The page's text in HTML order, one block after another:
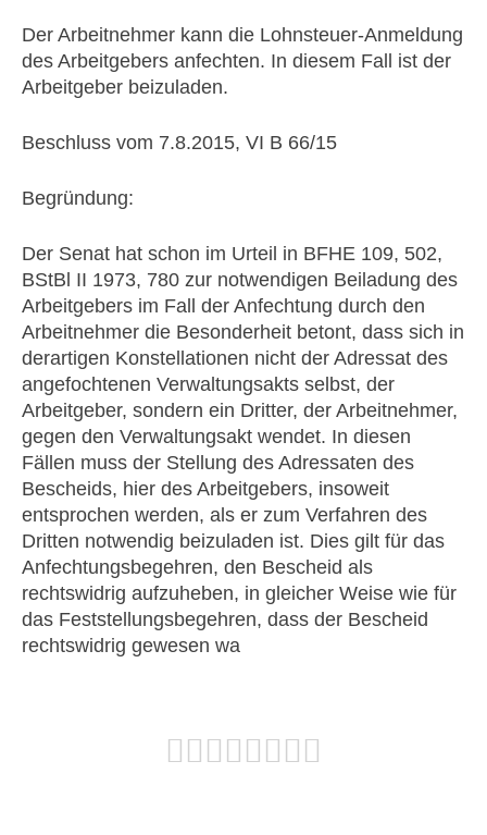
Der Arbeitnehmer kann die Lohnsteuer-Anmeldung
des Arbeitgebers anfechten. In diesem Fall ist der
Arbeitgeber beizuladen.
Beschluss vom 7.8.2015, VI B 66/15
Begründung:
Der Senat hat schon im Urteil in BFHE 109, 502,
BStBl II 1973, 780 zur notwendigen Beiladung des
Arbeitgebers im Fall der Anfechtung durch den
Arbeitnehmer die Besonderheit betont, dass sich in
derartigen Konstellationen nicht der Adressat des
angefochtenen Verwaltungsakts selbst, der
Arbeitgeber, sondern ein Dritter, der Arbeitnehmer,
gegen den Verwaltungsakt wendet. In diesen
Fällen muss der Stellung des Adressaten des
Bescheids, hier des Arbeitgebers, insoweit
entsprochen werden, als er zum Verfahren des
Dritten notwendig beizuladen ist. Dies gilt für das
Anfechtungsbegehren, den Bescheid als
rechtswidrig aufzuheben, in gleicher Weise wie für
das Feststellungsbegehren, dass der Bescheid
rechtswidrig gewesen wa